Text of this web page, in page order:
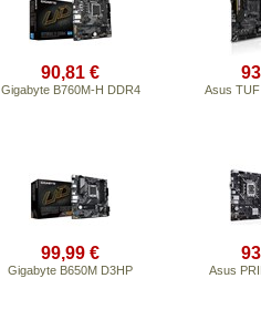
90,81 €
Gigabyte B760M-H DDR4 Asus
99,99 €
Gigabyte B650M D3HP Asus